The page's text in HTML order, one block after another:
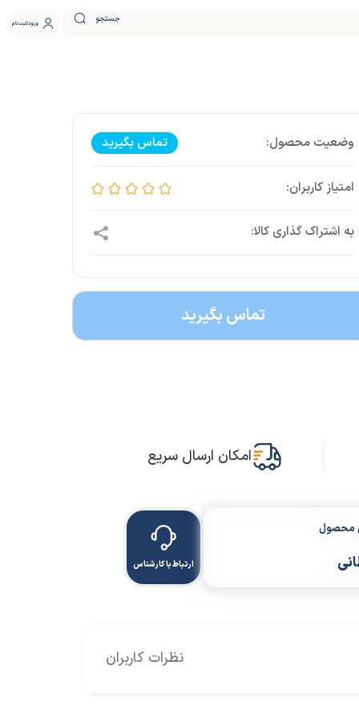
جستجو ورود ثبت نام
تماس بگیرید
تماس بگیرید
امکان ارسال سریع
محصول
ارتباط با کارشناس
نظرات کاربران